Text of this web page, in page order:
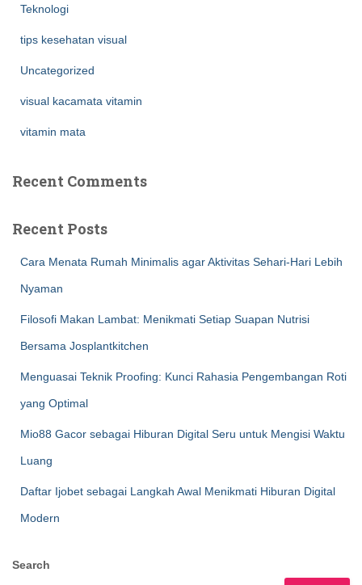
Teknologi
tips kesehatan visual
Uncategorized
visual kacamata vitamin
vitamin mata
Recent Comments
Recent Posts
Cara Menata Rumah Minimalis agar Aktivitas Sehari-Hari Lebih
Nyaman
Filosofi Makan Lambat: Menikmati Setiap Suapan Nutrisi
Bersama Josplantkitchen
Menguasai Teknik Proofing: Kunci Rahasia Pengembangan Roti
yang Optimal
Mio88 Gacor sebagai Hiburan Digital Seru untuk Mengisi Waktu
Luang
Daftar Ijobet sebagai Langkah Awal Menikmati Hiburan Digital
Modern
Search